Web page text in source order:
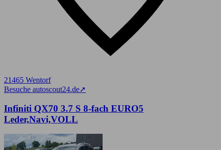
21465 Wentorf
Besuche autoscout24.de➚
Infiniti QX70 3.7 S 8-fach EURO5
Leder,Navi,VOLL